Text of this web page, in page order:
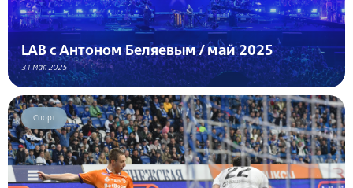
LAB с Антоном Беляевым / май 2025
31 мая 2025
Спорт